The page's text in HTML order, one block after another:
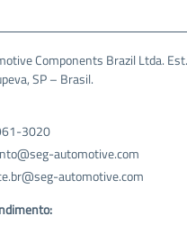
Components Brazil Ltda.
SP – Brasil.
3020
automotive.com
automotive.com